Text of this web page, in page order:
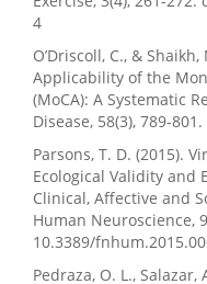
4
O’Driscoll, C., &
Applicability of the
(MoCA): A Systematic
Disease, 58(3), 789-
Parsons, T. D. (2015).
Ecological Validity and
Clinical, Affective and
Human Neuroscience,
10.3389/
Pedraza, O. L., Salazar,